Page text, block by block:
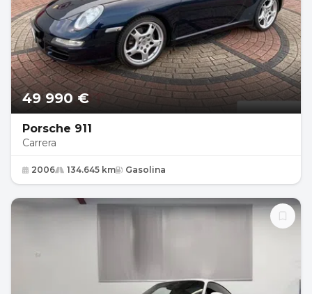
49 990 €
Porsche 911
Carrera
2006 134.645 km Gasolina